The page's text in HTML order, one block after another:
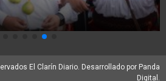
El Clarín Diario. Desarrollado por Panda
Digital.